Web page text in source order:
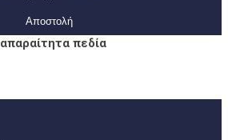
απαραίτητα πεδία